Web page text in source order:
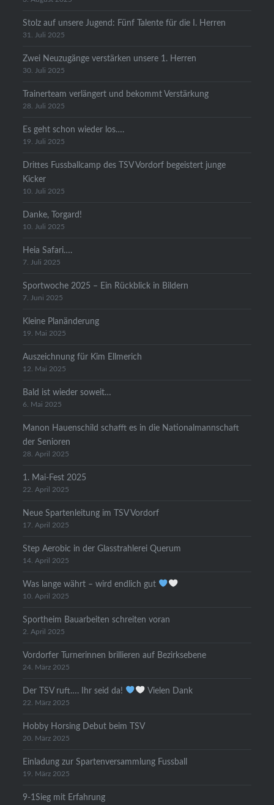
Stolz auf unsere Jugend: Fünf Talente für die I. Herren
31. Juli 2025
Zwei Neuzugänge verstärken unsere 1. Herren
30. Juli 2025
Trainerteam verlängert und bekommt Verstärkung
28. Juli 2025
Es geht schon wieder los….
19. Juli 2025
Drittes Fussballcamp des TSV Vordorf begeistert junge
Kicker
10. Juli 2025
Danke, Torgard!
10. Juli 2025
Heia Safari….
7. Juli 2025
Sportwoche 2025 – Ein Rückblick in Bildern
7. Juni 2025
Kleine Planänderung
19. Mai 2025
Auszeichnung für Kim Ellmerich
12. Mai 2025
Bald ist wieder soweit…
6. Mai 2025
Manon Hauenschild schafft es in die Nationalmannschaft
der Senioren
28. April 2025
1. Mai-Fest 2025
22. April 2025
Neue Spartenleitung im TSV Vordorf
17. April 2025
Step Aerobic in der Glasstrahlerei Querum
14. April 2025
Was lange währt – wird endlich gut
10. April 2025
Sportheim Bauarbeiten schreiten voran
2. April 2025
Vordorfer Turnerinnen brillieren auf Bezirksebene
24. März 2025
Der TSV ruft…. Ihr seid da! Vielen Dank
22. März 2025
Hobby Horsing Debut beim TSV
20. März 2025
Einladung zur Spartenversammlung Fussball
19. März 2025
9-1Sieg mit Erfahrung